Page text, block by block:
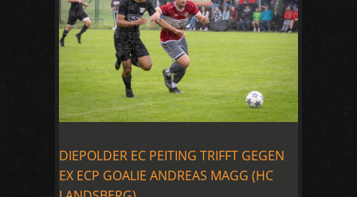
DIEPOLDER EC PEITING TRIFFT GEGEN
EX ECP GOALIE ANDREAS MAGG (HC